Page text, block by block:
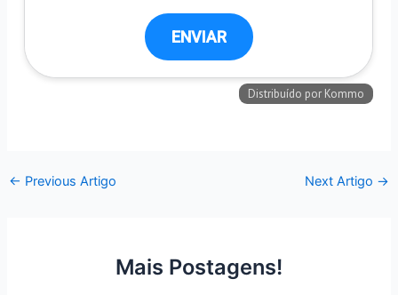
← Previous Artigo Next Artigo →
Mais Postagens!